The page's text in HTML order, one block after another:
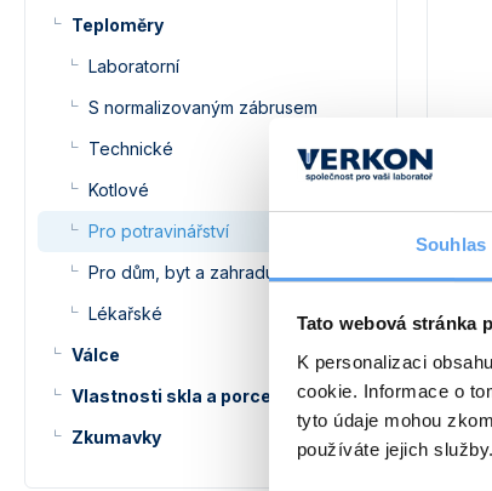
Souhlas
Tato webová stránka
K personalizaci
cookie. Informace o
tyto údaje mohou
používáte jejich služby.
Teploměry
Laboratorní
S normalizovaným zábrusem
Technické
Kotlové
Pro potravinářství
Pro dům, byt a zahradu
Lékařské
Válce
Vlastnosti skla a porcelánu
Zkumavky
Bez
na
od